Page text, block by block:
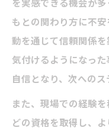
を実感できる機会が
もとの関わり方に不
動を通じて信頼関係
気付けるようになっ
自信となり、次へのス
また、現場での経験
どの資格を取得し、